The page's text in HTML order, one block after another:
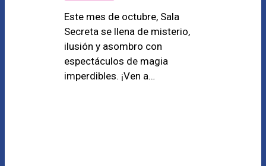
Este mes de octubre, Sala
Secreta se llena de misterio,
ilusión y asombro con
espectáculos de magia
imperdibles. ¡Ven a…